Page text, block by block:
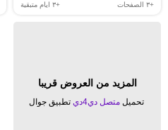
+٣ الصفحات +٣ ايام متبقية
المزيد من العروض قريبا
تحميل متصل دي4دي تطبيق جوال